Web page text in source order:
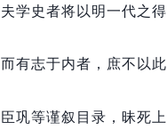
夫学史者将以明一代之得
而有志于内者， 庶不以
臣巩等谨叙目录， 昧死上